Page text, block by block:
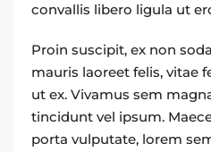
convallis libero ligula ut
Proin suscipit, ex non
mauris laoreet felis, vitae
ut ex. Vivamus sem
tincidunt vel ipsum.
porta vulputate, lorem